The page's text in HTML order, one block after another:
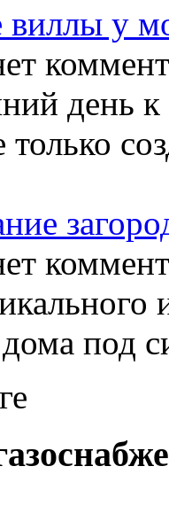
у
день к
только
под